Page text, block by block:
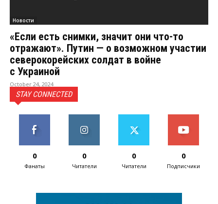
Новости
«Если есть снимки, значит они что-то
отражают». Путин — о возможном участии
северокорейских солдат в войне
с Украиной
October 24, 2024
STAY CONNECTED
0
Фанаты
0
Читатели
0
Читатели
0
Подписчики